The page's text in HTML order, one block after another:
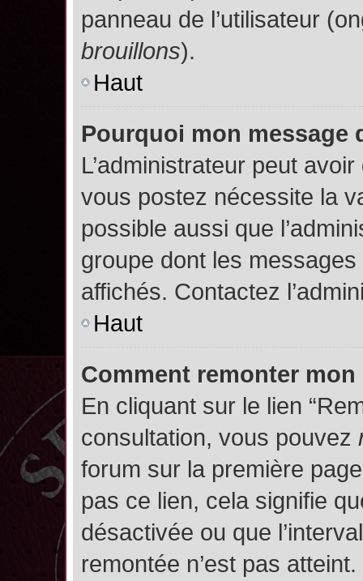
panneau de l’utilisateur
brouillons).
Haut
Pourquoi mon message
L’administrateur peut
vous postez nécessite la
possible aussi que
groupe dont les
affichés. Contactez
Haut
Comment remonter
En cliquant sur le lien
consultation, vous pouvez
forum sur la première
pas ce lien, cela signifie
désactivée ou que
remontée n’est pas